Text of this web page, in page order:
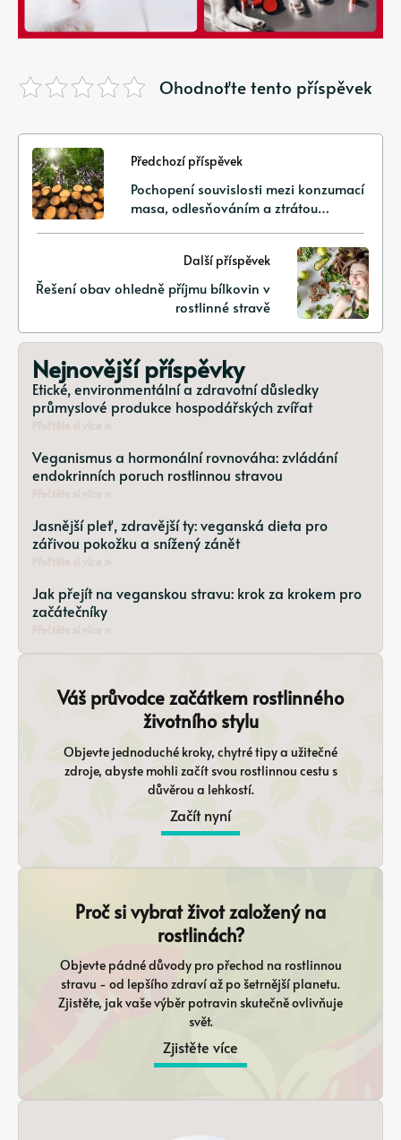
Ohodnoťte tento příspěvek
Předchozí příspěvek
Pochopení souvislosti mezi konzumací
masa, odlesňováním a ztrátou
Další příspěvek
Řešení obav ohledně příjmu bílkovin v
rostlinné stravě
Nejnovější příspěvky
Etické, environmentální a zdravotní důsledky
průmyslové produkce hospodářských zvířat
Veganismus a hormonální rovnováha: zvládání
endokrinních poruch rostlinnou stravou
Jasnější pleť, zdravější ty: veganská dieta pro
zářivou pokožku a snížený zánět
Jak přejít na veganskou stravu: krok za krokem pro
začátečníky
Váš průvodce začátkem rostlinného
životního stylu
Objevte jednoduché kroky, chytré tipy a užitečné
zdroje, abyste mohli začít svou rostlinnou cestu s
důvěrou a lehkostí.
Začít nyní
Proč si vybrat život založený na
rostlinách?
Objevte pádné důvody pro přechod na rostlinnou
stravu - od lepšího zdraví až po šetrnější planetu.
Zjistěte, jak vaše výběr potravin skutečně ovlivňuje
svět.
Zjistěte více